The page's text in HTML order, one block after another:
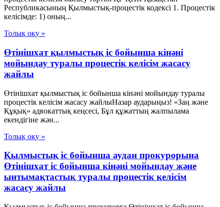
Республикасының Қылмыстық-процестік кодексi 1. Процестік
келісімде: 1) оның...
Толық оқу »
Өтінішхат қылмыстық іс бойынша кінәні
мойындау туралы процестік келісім жасасу
жайлы
Өтінішхат қылмыстық іс бойынша кінәні мойындау туралы
процестік келісім жасасу жайлыНазар аударыңыз! «Заң және
Құқық» адвокаттық кеңсесі, Бұл құжаттың жалпылама
екендігіне жән...
Толық оқу »
Қылмыстық іс бойынша аудан прокурорына
Өтінішхат іс бойынша кінәні мойындау және
ынтымақтастық туралы процестік келісім
жасасу жайлы